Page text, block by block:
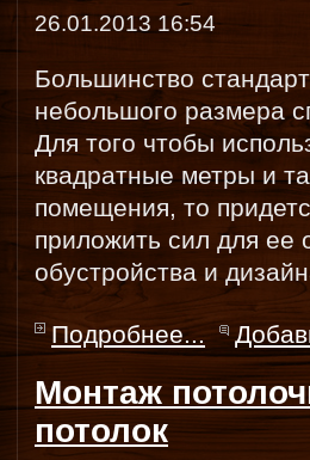
26.01.2013 16:54
Большинство
небольшого размера
Для того чтобы
квадратные метры и
помещения, то
приложить сил для ее
обустройства и
Подробнее...
Монтаж
потолок